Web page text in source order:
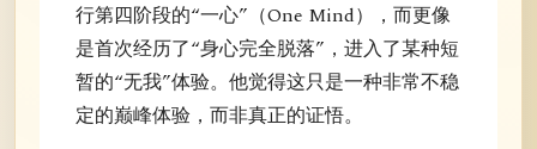
行第四阶段的“一心”（One Mind），而更像
是首次经历了“身心完全脱落”，进入了某种短
暂的“无我”体验。他觉得这只是一种非常不稳
定的巅峰体验，而非真正的证悟。